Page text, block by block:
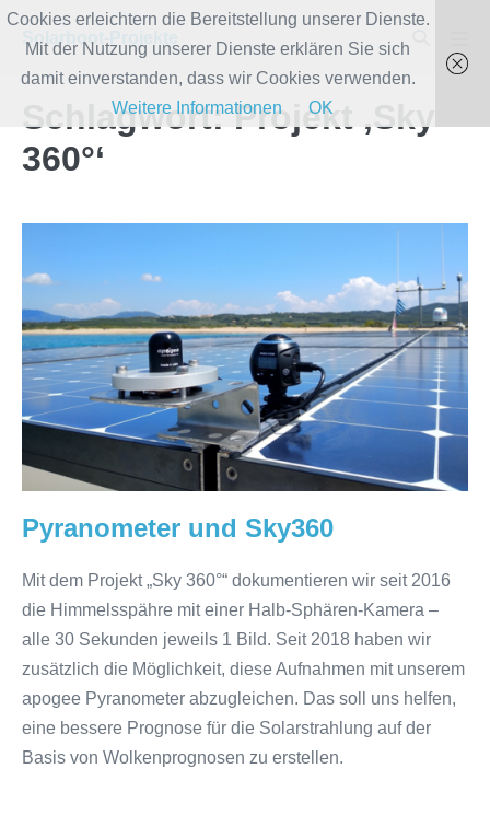
Zum
Inhalt
springen
Solarboot-Projekte
Schalter
Schlagwort:Projekt ‚Sky
360°‘
Pyranometer und Sky360
Mit dem Projekt „Sky 360°“ dokumentieren wir seit 2016
die Himmelsspähre mit einer Halb-Sphären-Kamera –
alle 30 Sekunden jeweils 1 Bild. Seit 2018 haben wir
zusätzlich die Möglichkeit, diese Aufnahmen mit unserem
apogee Pyranometer abzugleichen. Das soll uns helfen,
eine bessere Prognose für die Solarstrahlung auf der
Basis von Wolkenprognosen zu erstellen.
Cookies erleichtern die Bereitstellung unserer Dienste.
Mit der Nutzung unserer Dienste erklären Sie sich
damit einverstanden, dass wir Cookies verwenden.
Weitere Informationen
OK